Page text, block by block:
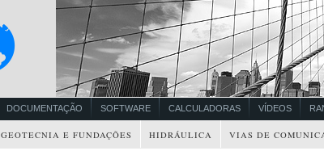
DOCUMENTAÇÃO SOFTWARE CALCULADORAS VÍDEOS
GEOTECNIA E FUNDAÇÕES HIDRÁULICA VIAS DE